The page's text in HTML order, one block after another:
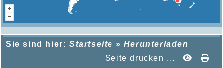
Sie sind hier: Startseite » Herunterladen
Seite drucken ...